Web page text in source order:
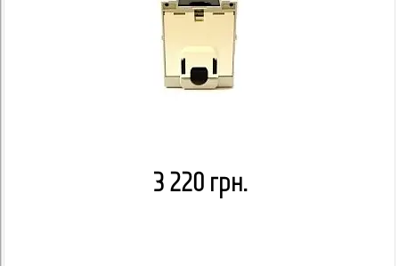
3 220 грн.